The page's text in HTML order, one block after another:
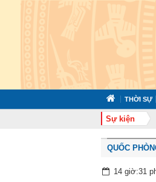
THỜI SỰ
Sự kiện
Trung đoàn Không
QUỐC
14 giờ:31